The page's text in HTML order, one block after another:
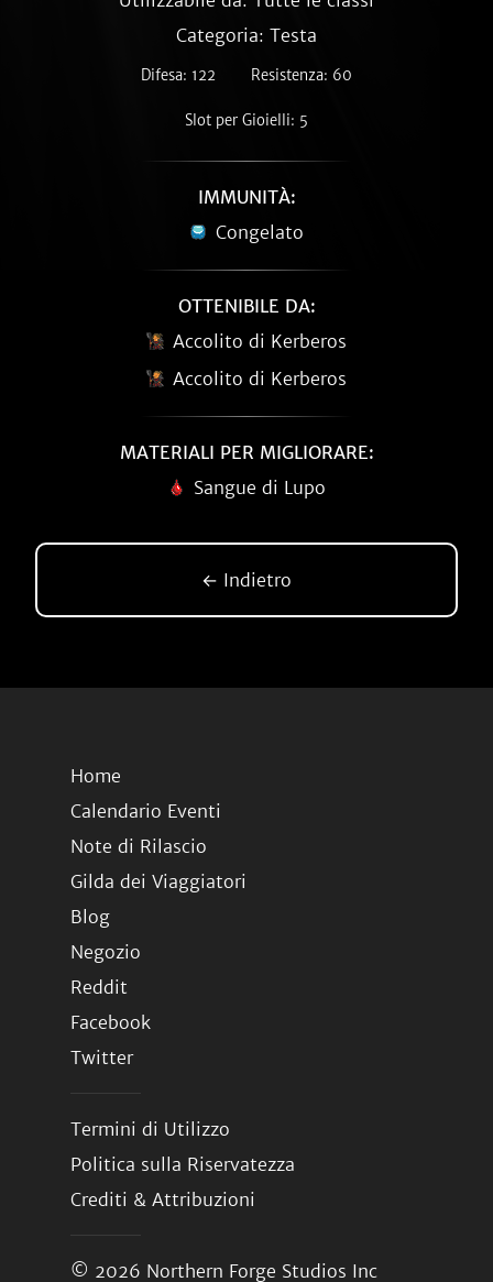
Categoria: Testa
Difesa: 122 Resistenza: 60
Slot per Gioielli: 5
IMMUNITÀ:
Congelato
OTTENIBILE DA:
Accolito di Kerberos
Accolito di Kerberos
MATERIALI PER MIGLIORARE:
Sangue di Lupo
← Indietro
Home
Calendario Eventi
Note di Rilascio
Gilda dei Viaggiatori
Blog
Negozio
Reddit
Facebook
Twitter
Termini di Utilizzo
Politica sulla Riservatezza
Crediti & Attribuzioni
© 2026 Northern Forge Studios Inc